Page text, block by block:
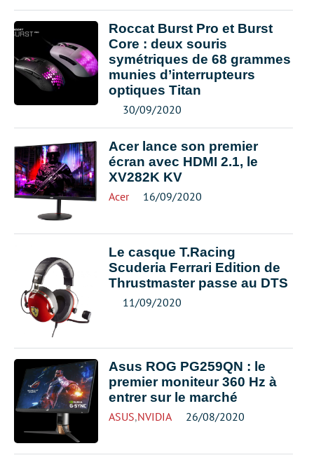
Roccat Burst Pro et Burst
Core : deux souris
symétriques de 68 grammes
munies d’interrupteurs
optiques Titan
30/09/2020
Acer lance son premier
écran avec HDMI 2.1, le
XV282K KV
Acer 16/09/2020
Le casque T.Racing
Scuderia Ferrari Edition de
Thrustmaster passe au DTS
11/09/2020
Asus ROG PG259QN : le
premier moniteur 360 Hz à
entrer sur le marché
ASUS,NVIDIA 26/08/2020